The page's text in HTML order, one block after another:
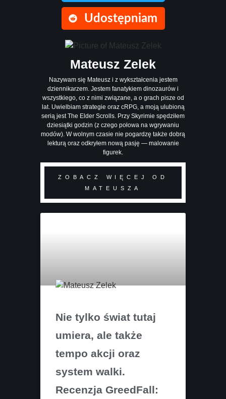
Udostępniam
Mateusz Zelek
Nazywam się Mateusz i z wykształcenia jestem
dziennikarzem. Jestem fanatykiem dinozaurów i
wszystkiego, co z nimi związane, a o grach pisze od
lat. Uwielbiam strategie oraz cRPG, a moją ulubioną
serią jest The Elder Scrolls. Przy Skyrimie spędziłem
dziesiątki godzin (z czego połowa na wgrywaniu
modów). W wolnym czasie nie pogardzę także dobrą
lekturą oraz odkryłem nową pasję — malowanie
figurek.
ZOBACZ WIĘCEJ OD
MATEUSZA
Nie tylko świat tutaj
umiera, ale także
tempo akcji oraz
system walki.
Recenzja GreedFall: